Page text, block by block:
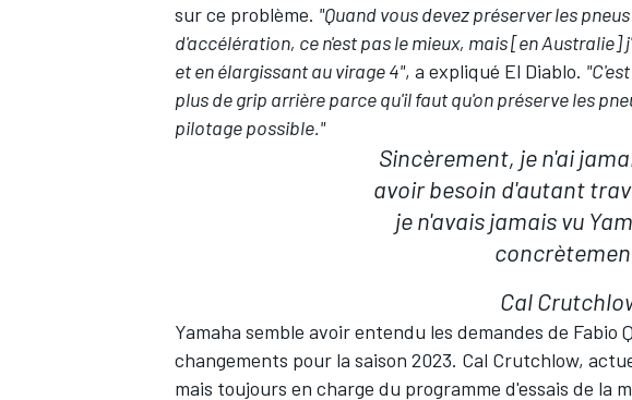
AUTRES CHAMPIONNATS
sur ce problème. "Quand vous devez préserver les
d'accélération, ce n'est pas le mieux, mais [en
et en élargissant au virage 4", a expliqué El Diablo.
plus de grip arrière parce qu'il faut qu'on préserve les
pilotage possible."
Sincèrement, je n'ai
avoir besoin d'autant
je n'avais jamais vu
Cal
Yamaha semble avoir entendu les demandes de
changements pour la saison 2023. Cal Crutchlow,
mais toujours en charge du programme d'essais de la